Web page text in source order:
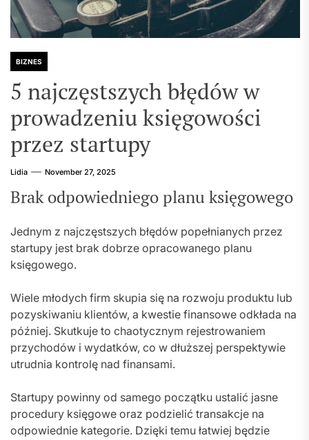
BIZNES
5 najczęstszych błędów w
prowadzeniu księgowości
przez startupy
Lidia November 27, 2025
Brak odpowiedniego planu księgowego
Jednym z najczęstszych błędów popełnianych przez
startupy jest brak dobrze opracowanego planu
księgowego.
Wiele młodych firm skupia się na rozwoju produktu lub
pozyskiwaniu klientów, a kwestie finansowe odkłada na
później. Skutkuje to chaotycznym rejestrowaniem
przychodów i wydatków, co w dłuższej perspektywie
utrudnia kontrolę nad finansami.
Startupy powinny od samego początku ustalić jasne
procedury księgowe oraz podzielić transakcje na
odpowiednie kategorie. Dzięki temu łatwiej będzie